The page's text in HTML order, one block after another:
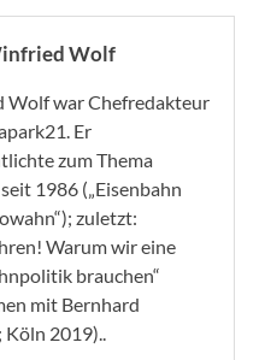
Wolf
Wolf war Chefredakteur
Er
zum Thema
1986 („Eisenbahn
zuletzt:
Warum wir eine
brauchen“
mit Bernhard
Köln 2019)..